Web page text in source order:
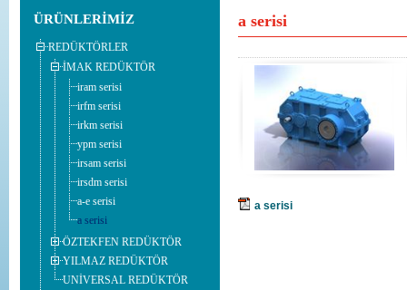
Redüktörler hizmeti vermekteyiz. ayrıntılar ›
Yeni web sitemiz ile karşınızdayız. Sizlerin her türlü görüş ve
ÜRÜNLERİMİZ
REDÜKTÖRLER
İMAK REDÜKTÖR
iram serisi
irfm serisi
irkm serisi
ypm serisi
irsam serisi
irsdm serisi
a-e serisi
a serisi
ÖZTEKFEN REDÜKTÖR
YILMAZ REDÜKTÖR
UNİVERSAL REDÜKTÖR
a serisi
a serisi